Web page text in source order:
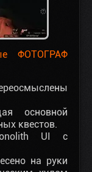
ФОТОГРАФ
основной
квестов.
UI с
на руки